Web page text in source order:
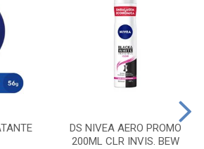
DS NIVEA AERO PROMO
200ML CLR INVIS. BEW